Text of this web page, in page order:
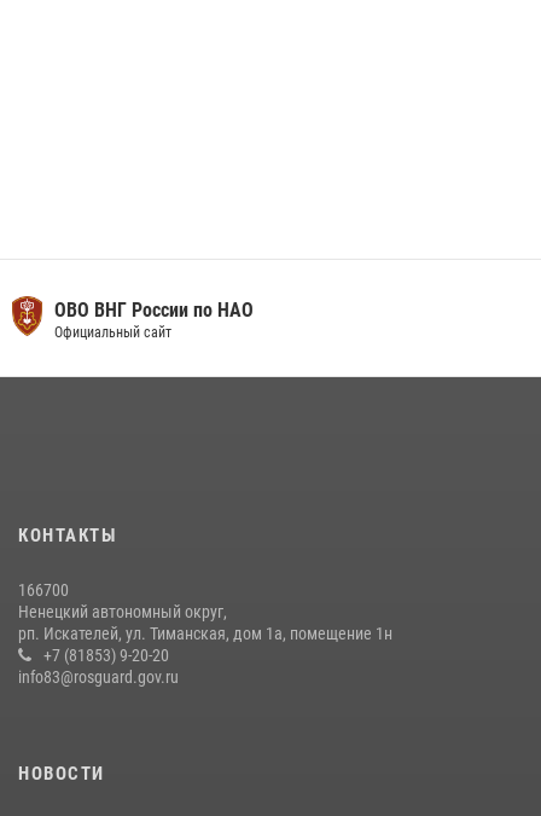
ОВО ВНГ России по НАО
Официальный сайт
КОНТАКТЫ
166700
Ненецкий автономный округ,
рп. Искателей, ул. Тиманская, дом 1а, помещение 1н
+7 (81853) 9-20-20
info83@rosguard.gov.ru
НОВОСТИ